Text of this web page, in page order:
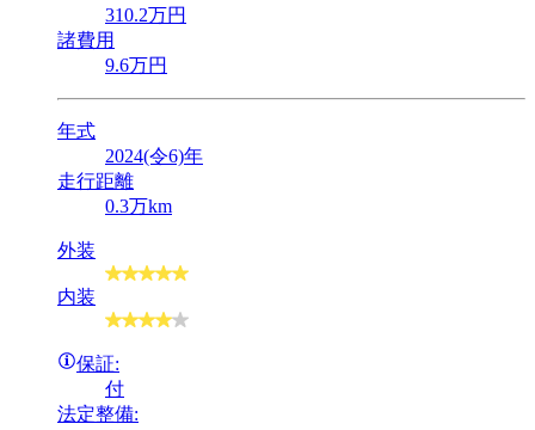
310.2万円
諸費用
9.6万円
年式
2024(令6)年
走行距離
0.3万km
外装
内装
保証:
付
法定整備: